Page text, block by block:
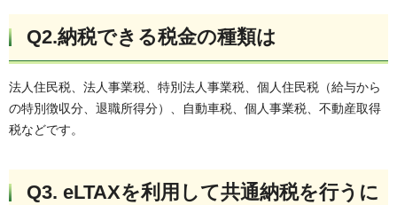
Q2.納税できる税金の種類は
法人住民税、法人事業税、特別法人事業税、個人住民税（給与から
の特別徴収分、退職所得分）、自動車税、個人事業税、不動産取得
税などです。
Q3. eLTAXを利用して共通納税を行うに